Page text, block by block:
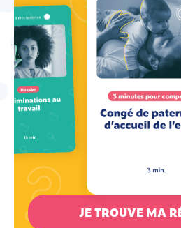
JE TROUVE MA